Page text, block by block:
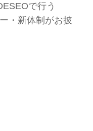
で行う
・新体制がお披